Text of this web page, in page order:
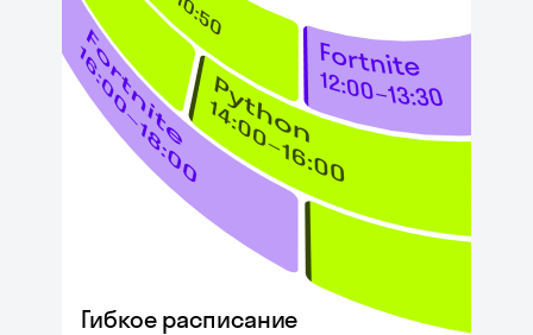
Гибкое расписание